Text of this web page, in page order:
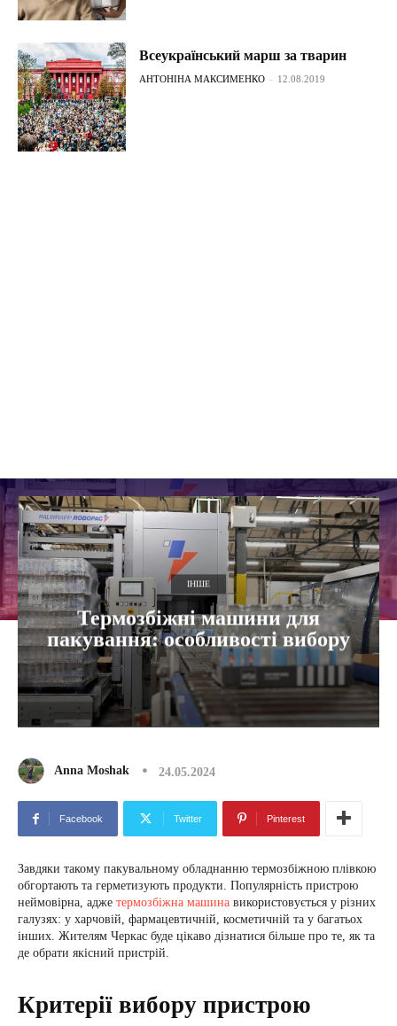
Всеукраїнський марш за тварин
АНТОНІНА МАКСИМЕНКО - 12.08.2019